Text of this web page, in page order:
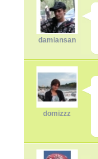
damiansan
domizzz